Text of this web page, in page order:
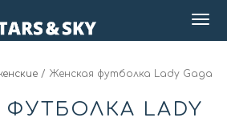
/ Женская футболка Lady Gaga
LADY